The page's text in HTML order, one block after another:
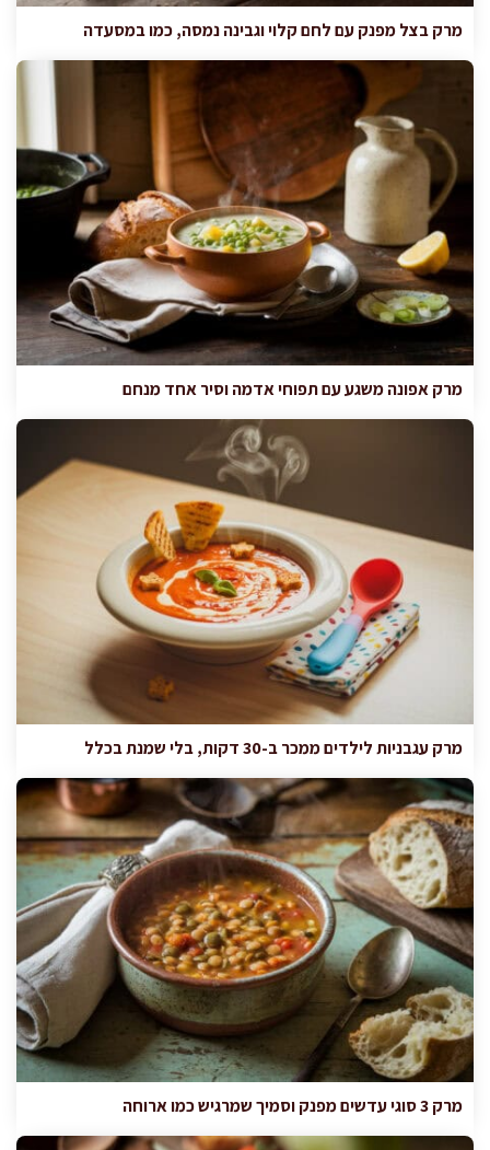
מרק בצל מפנק עם לחם קלוי וגבינה נמסה, כמו במסעדה
מרק אפונה משגע עם תפוחי אדמה וסיר אחד מנחם
מרק עגבניות לילדים ממכר ב-30 דקות, בלי שמנת בכלל
מרק 3 סוגי עדשים מפנק וסמיך שמרגיש כמו ארוחה